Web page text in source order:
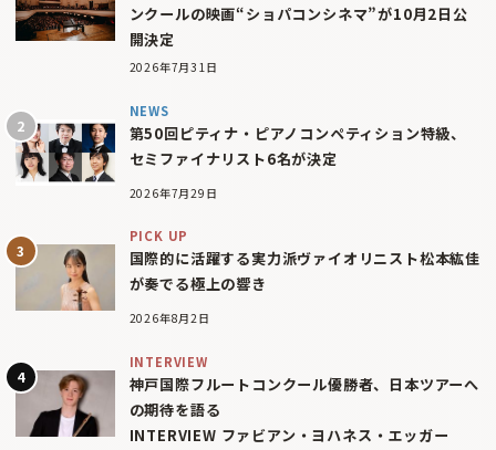
ンクールの映画“ショパコンシネマ”が10月2日公
開決定
2026年7月31日
NEWS
第50回ピティナ・ピアノコンペティション特級、
セミファイナリスト6名が決定
2026年7月29日
PICK UP
国際的に活躍する実力派ヴァイオリニスト松本紘佳
が奏でる極上の響き
2026年8月2日
INTERVIEW
神戸国際フルートコンクール優勝者、日本ツアーへ
の期待を語る
INTERVIEW ファビアン・ヨハネス・エッガー